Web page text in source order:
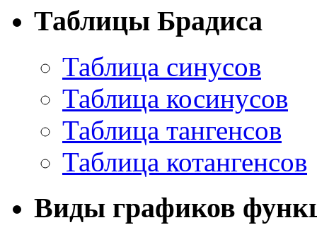
Таблицы Брадиса
Таблица синусов
Таблица косинусов
Таблица тангенсов
Таблица котангенсов
Виды графиков